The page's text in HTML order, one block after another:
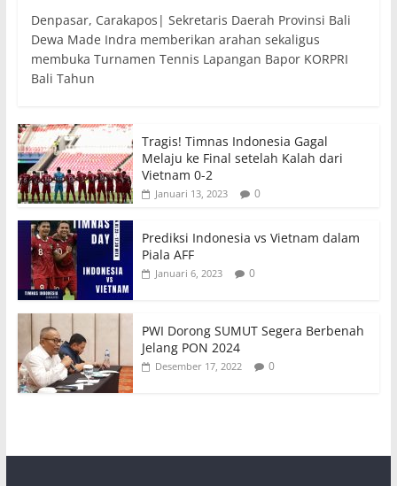
Denpasar, Carakapos| Sekretaris Daerah Provinsi Bali
Dewa Made Indra memberikan arahan sekaligus
membuka Turnamen Tennis Lapangan Bapor KORPRI
Bali Tahun
Tragis! Timnas Indonesia Gagal
Melaju ke Final setelah Kalah dari
Vietnam 0-2
Januari 13, 2023 0
Prediksi Indonesia vs Vietnam dalam
Piala AFF
Januari 6, 2023 0
PWI Dorong SUMUT Segera Berbenah
Jelang PON 2024
Desember 17, 2022 0